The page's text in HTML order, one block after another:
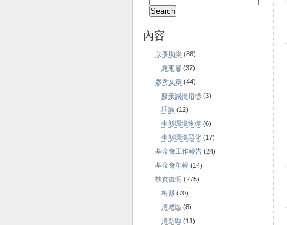
內容
助養助學 (86)
廣東省 (37)
參考文章 (44)
廢棄減排指標 (3)
理論 (12)
生態環境恢復 (6)
生態環境惡化 (17)
基金會工作報告 (24)
基金會年報 (14)
扶貧復明 (275)
梅縣 (70)
清城區 (8)
清新縣 (11)